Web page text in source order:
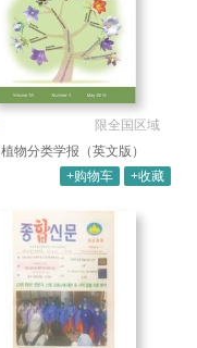
限全国区域
植物分类学报（英文版）
+购物车
+收藏